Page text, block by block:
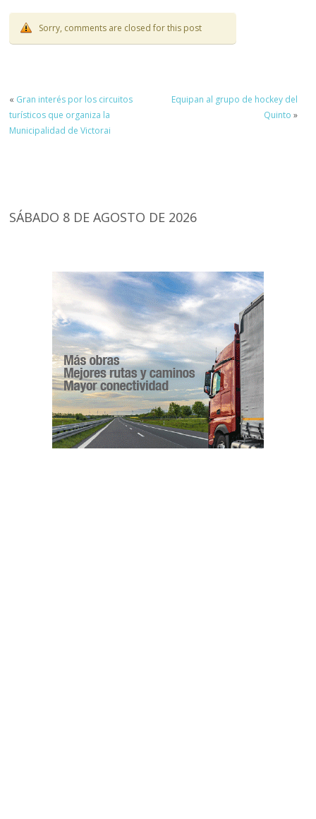
Sorry, comments are closed for this post
« Gran interés por los circuitos
turísticos que organiza la
Municipalidad de Victorai
Equipan al grupo de hockey del
Quinto »
SÁBADO 8 DE AGOSTO DE 2026